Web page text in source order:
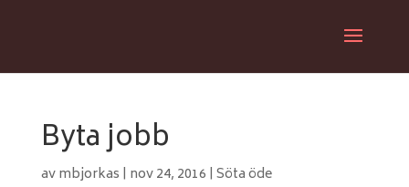
Byta jobb
avmbjorkas | nov 24, 2016 | Söta öde